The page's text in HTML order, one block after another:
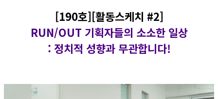
[190호][활동스케치 #2]
RUN/OUT 기획자들의 소소한 일상
: 정치적 성향과 무관합니다!